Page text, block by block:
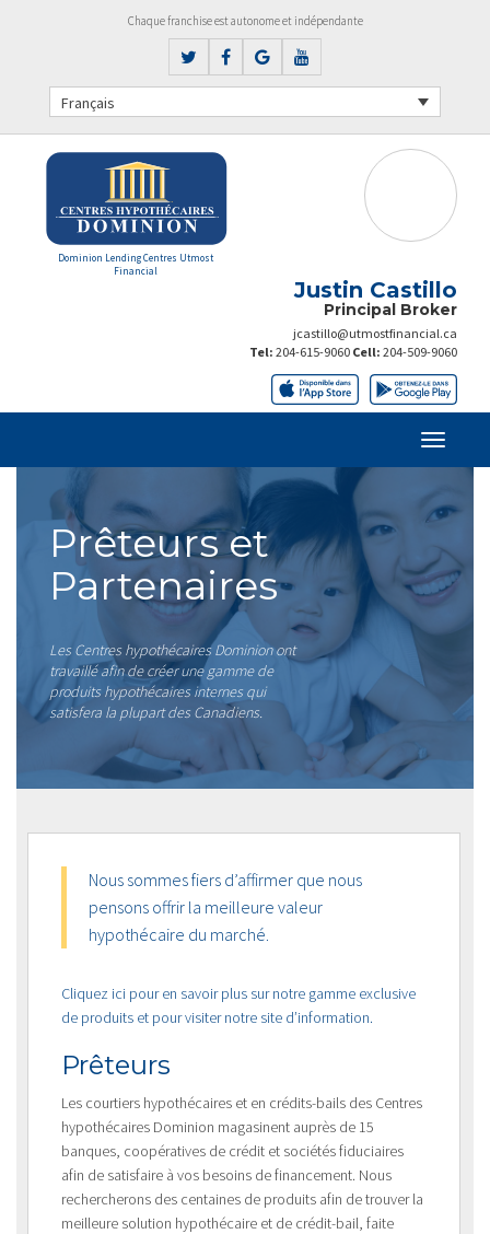
Chaque franchise est autonome et indépendante
Français
Dominion Lending Centres Utmost
Financial
Justin Castillo
Principal Broker
jcastillo@utmostfinancial.ca
Tel: 204-615-9060 Cell: 204-509-9060
Prêteurs et
Partenaires
Les Centres hypothécaires Dominion ont
travaillé afin de créer une gamme de
produits hypothécaires internes qui
satisfera la plupart des Canadiens.
Nous sommes fiers d’affirmer que nous
pensons offrir la meilleure valeur
hypothécaire du marché.
Cliquez ici pour en savoir plus sur notre gamme exclusive
de produits et pour visiter notre site d’information.
Prêteurs
Les courtiers hypothécaires et en crédits-bails des Centres
hypothécaires Dominion magasinent auprès de 15
banques, coopératives de crédit et sociétés fiduciaires
afin de satisfaire à vos besoins de financement. Nous
rechercherons des centaines de produits afin de trouver la
meilleure solution hypothécaire et de crédit-bail, faite